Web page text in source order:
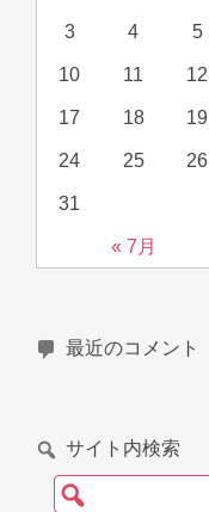
« 7月
3 4 5
10 11 12
17 18 19
24 25 26
31
最近のコメント
サイト内検索
検索: